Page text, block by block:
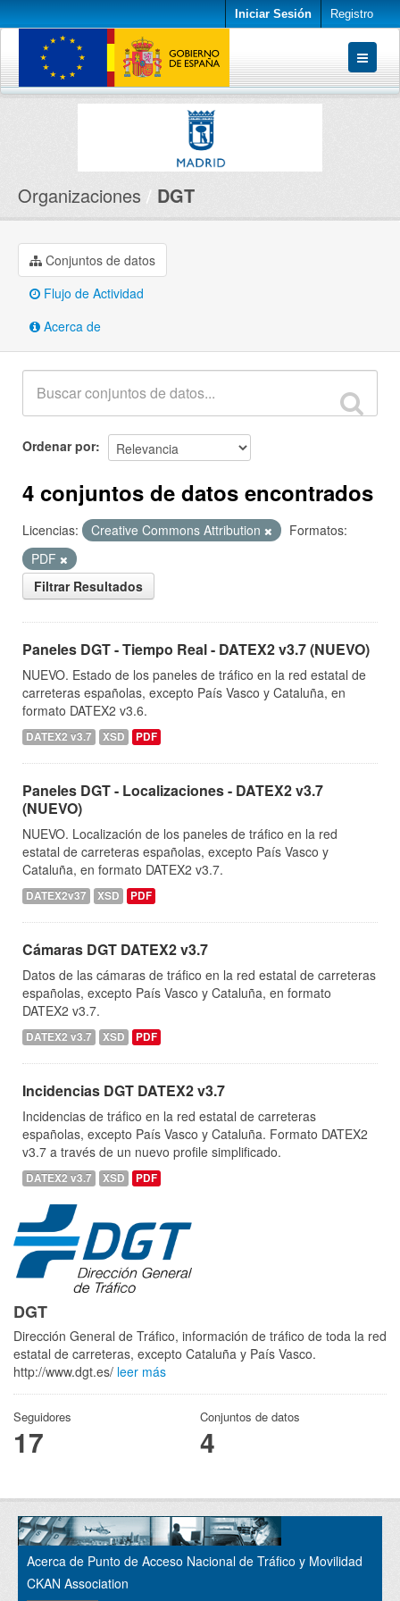
Iniciar Sesión Registro
Conjuntos de datos
Organizaciones DGT
Conjuntos de datos
Flujo de Actividad
Acerca de
Ordenar por
4 conjuntos de datos encontrados
Licencias: Creative Commons Attribution
Formatos:
PDF
Filtrar Resultados
Paneles DGT - Tiempo Real - DATEX2 v3.7 (NUEVO)
NUEVO. Estado de los paneles de tráfico en la red estatal de
carreteras españolas, excepto País Vasco y Cataluña, en
formato DATEX2 v3.6.
DATEX2 v3.7 XSD PDF
Paneles DGT - Localizaciones - DATEX2 v3.7
(NUEVO)
NUEVO. Localización de los paneles de tráfico en la red
estatal de carreteras españolas, excepto País Vasco y
Cataluña, en formato DATEX2 v3.7.
DATEX2v37 XSD PDF
Cámaras DGT DATEX2 v3.7
Datos de las cámaras de tráfico en la red estatal de carreteras
españolas, excepto País Vasco y Cataluña, en formato
DATEX2 v3.7.
DATEX2 v3.7 XSD PDF
Incidencias DGT DATEX2 v3.7
Incidencias de tráfico en la red estatal de carreteras
españolas, excepto País Vasco y Cataluña. Formato DATEX2
v3.7 a través de un nuevo profile simplificado.
DATEX2 v3.7 XSD PDF
DGT
Dirección General de Tráfico, información de tráfico de toda la red
estatal de carreteras, excepto Cataluña y País Vasco.
http://www.dgt.es/ leer más
Seguidores
17
Conjuntos de datos
4
Acerca de Punto de Acceso Nacional de Tráfico y Movilidad
CKAN Association